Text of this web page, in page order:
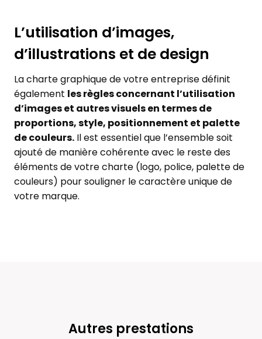
L’utilisation d’images,
d’illustrations et de design
La charte graphique de votre entreprise définit
également les règles concernant l’utilisation
d’images et autres visuels en termes de
proportions, style, positionnement et palette
de couleurs. Il est essentiel que l’ensemble soit
ajouté de manière cohérente avec le reste des
éléments de votre charte (logo, police, palette de
couleurs) pour souligner le caractère unique de
votre marque.
Autres prestations